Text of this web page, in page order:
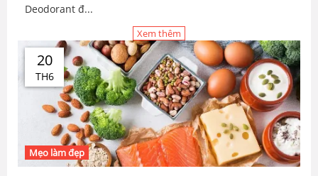
Deodorant đ...
Xem thêm
20
TH6
Mẹo làm đẹp